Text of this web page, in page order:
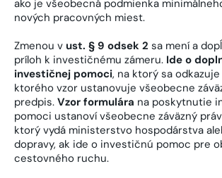
ako je všeobecná podmienka
nových pracovných miest.
Zmenou v ust. § 9 odsek 2 sa mení a
príloh k investičnému zámeru. Ide o
investičnej pomoci, na ktorý sa odkazuje
ktorého vzor ustanovuje všeobecne
predpis. Vzor formulára na poskytnutie
pomoci ustanoví všeobecne záväzný
ktorý vydá ministerstvo hospodárstva
dopravy, ak ide o investičnú pomoc pre
cestovného ruchu.